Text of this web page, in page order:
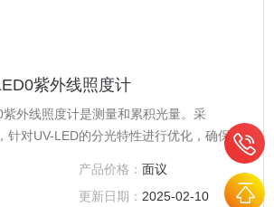
紫外线照度计
外线照度计是测量和累积光量。采
针对UV-LED的分光特性进行优化，确保高
产品价格： 面议
更新日期： 2025-02-10